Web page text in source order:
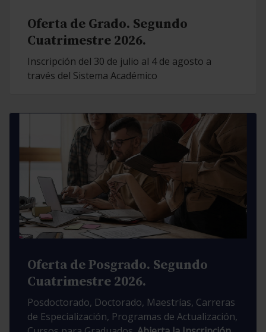
Oferta de Grado. Segundo
Cuatrimestre 2026.
Inscripción del 30 de julio al 4 de agosto a
través del Sistema Académico
Oferta de Posgrado. Segundo
Cuatrimestre 2026.
Posdoctorado, Doctorado, Maestrías, Carreras
de Especialización, Programas de Actualización,